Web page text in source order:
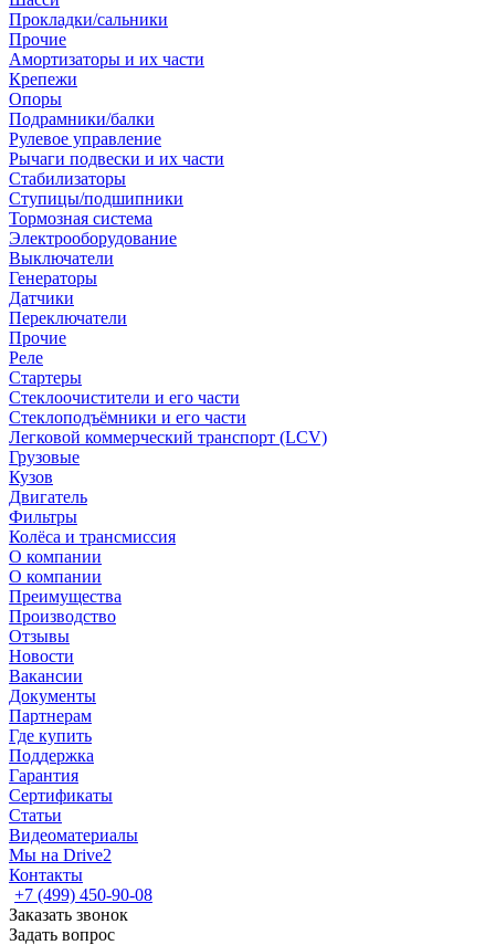
Прокладки/сальники
Прочие
Амортизаторы и их части
Крепежи
Опоры
Подрамники/балки
Рулевое управление
Рычаги подвески и их части
Стабилизаторы
Ступицы/подшипники
Тормозная система
Электрооборудование
Выключатели
Генераторы
Датчики
Переключатели
Прочие
Реле
Стартеры
Стеклоочистители и его части
Стеклоподъёмники и его части
Легковой коммерческий транспорт (LCV)
Грузовые
Кузов
Двигатель
Фильтры
Колёса и трансмиссия
О компании
О компании
Преимущества
Производство
Отзывы
Новости
Вакансии
Документы
Партнерам
Где купить
Поддержка
Гарантия
Сертификаты
Статьи
Видеоматериалы
Мы на Drive2
Контакты
+7 (499) 450-90-08
Заказать звонок
Задать вопрос